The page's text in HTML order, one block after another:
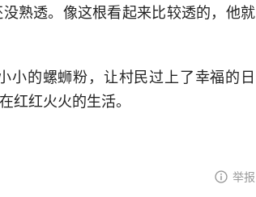
熟透。像这根看起来比较透的，他就
小的螺蛳粉，让村民过上了幸福的日
红红火火的生活。
举报